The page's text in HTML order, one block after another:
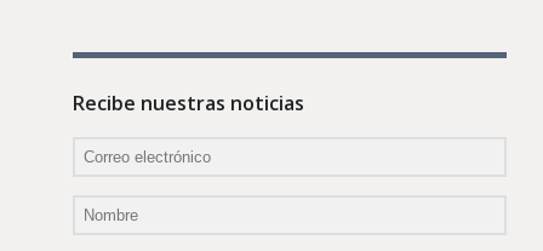
Recibe nuestras noticias